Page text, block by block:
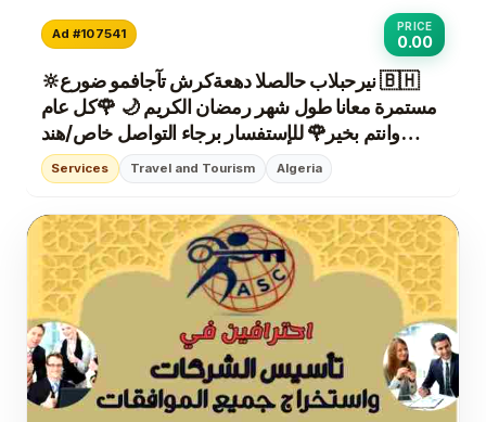
Ad #107541
PRICE
0.00
🔆عروض ومفاجآت شركةعهد الصلاح بالبحرين ⁦🇧🇭⁩
مستمرة معانا طول شهر رمضان الكريم 🌙 🌹كل عام
وانتم بخير🌹 للإستفسار برجاء التواصل خاص/هند
محمد
Services Travel and Tourism Algeria